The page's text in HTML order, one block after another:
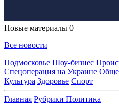
Новые материалы 0
Все новости
Подмосковье Шоу-бизнес
Спецоперация на Украине
Культура Здоровье Спорт
Главная Рубрики Политика